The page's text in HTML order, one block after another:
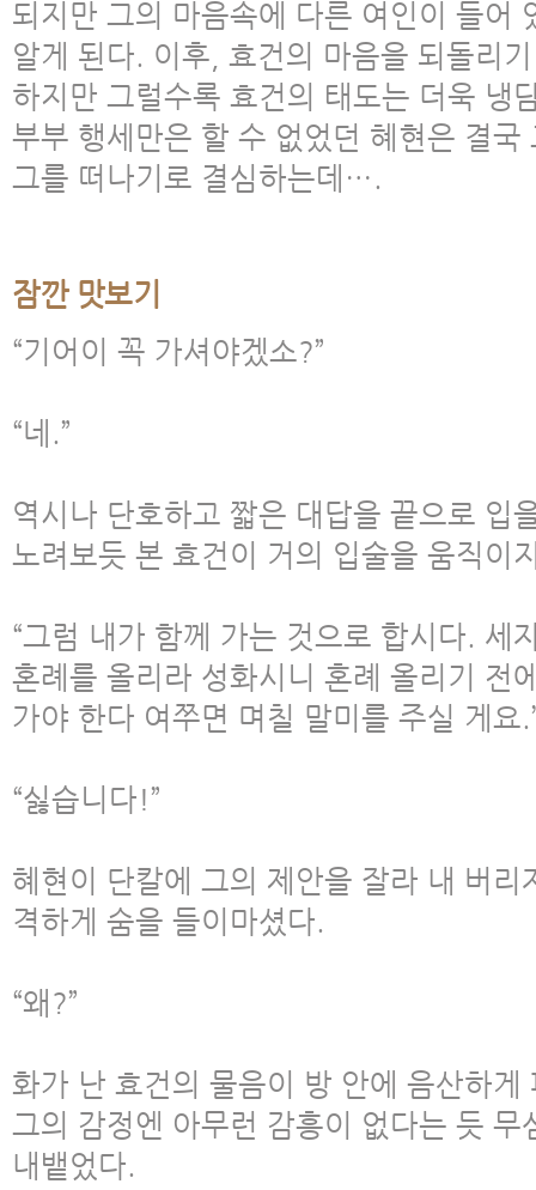
되지만 그의 마음속에 다른 여인이 들어
알게 된다. 이후, 효건의 마음을 되돌리
하지만 그럴수록 효건의 태도는 더욱 냉
부부 행세만은 할 수 없었던 혜현은 결국
그를 떠나기로 결심하는데….
잠깐 맛보기
“기어이 꼭 가셔야겠소?”
“네.”
역시나 단호하고 짧은 대답을 끝으로 입
노려보듯 본 효건이 거의 입술을 움직이
“그럼 내가 함께 가는 것으로 합시다. 세
혼례를 올리라 성화시니 혼례 올리기 전
가야 한다 여쭈면 며칠 말미를 주실 게요
“싫습니다!”
혜현이 단칼에 그의 제안을 잘라 내 버리
격하게 숨을 들이마셨다.
“왜?”
화가 난 효건의 물음이 방 안에 음산하
그의 감정엔 아무런 감흥이 없다는 듯 무
내뱉었다.